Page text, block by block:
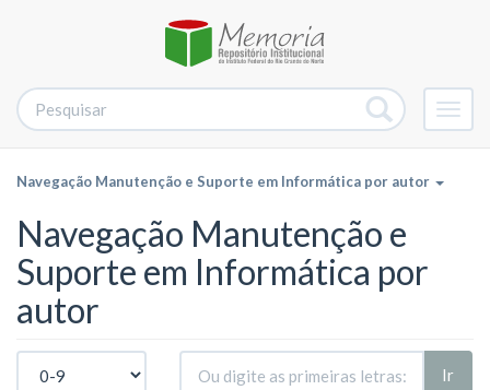
Navegação Manutenção e Suporte em Informática por autor
Navegação Manutenção e
Suporte em Informática por
autor
Ir